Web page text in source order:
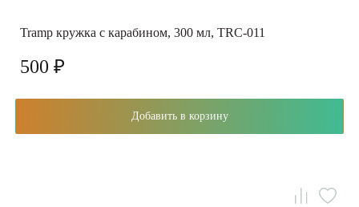
Tramp кружка с карабином, 300 мл, TRC-011
500 ₽
Добавить в корзину